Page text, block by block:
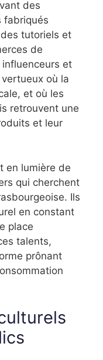
des
fabriqués
tutoriels et
de
et
où la
et où les
retrouvent une
et leur
en lumière de
qui cherchent
Ils
en constant
place
talents,
prônant